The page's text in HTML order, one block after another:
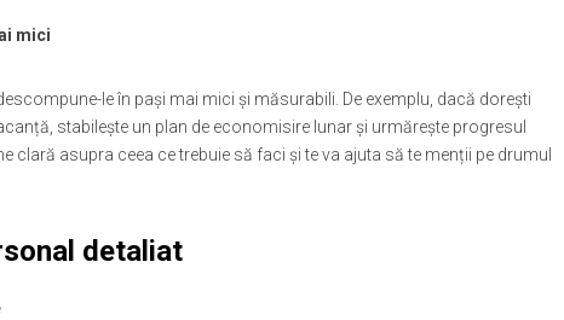
mici
le în pași mai mici și măsurabili. De exemplu, dacă dorești
stabilește un plan de economisire lunar și urmărește progresul
clară asupra ceea ce trebuie să faci și te va ajuta să te menții pe drumul
detaliat